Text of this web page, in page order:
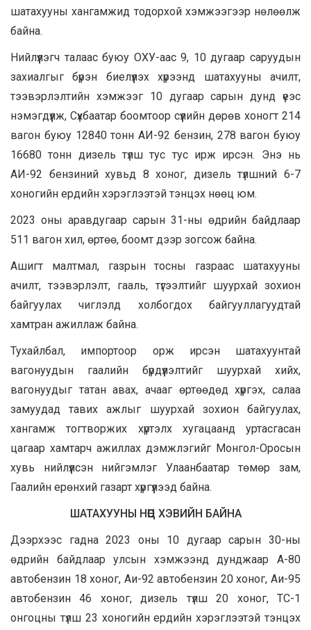
шатахууны хангамжид тодорхой хэмжээгээр нөлөөлж
байна.
Нийлүүлэгч талаас буюу ОХУ-аас 9, 10 дугаар саруудын
захиалгыг бүрэн биелүүлэх хүрээнд шатахууны ачилт,
тээвэрлэлтийн хэмжээг 10 дугаар сарын дунд үеэс
нэмэгдүүлж, Сүхбаатар боомтоор сүүлийн дөрөв хоногт 214
вагон буюу 12840 тонн АИ-92 бензин, 278 вагон буюу
16680 тонн дизель түлш тус тус ирж ирсэн. Энэ нь
АИ-92 бензиний хувьд 8 хоног, дизель түлшний 6-7
хоногийн ердийн хэрэглээтэй тэнцэх нөөц юм.
2023 оны аравдугаар сарын 31-ны өдрийн байдлаар
511 вагон хил, өртөө, боомт дээр зогсож байна.
Ашигт малтмал, газрын тосны газраас шатахууны
ачилт, тээвэрлэлт, гааль, түгээлтийг шуурхай зохион
байгуулах чиглэлд холбогдох байгууллагуудтай
хамтран ажиллаж байна.
Тухайлбал, импортоор орж ирсэн шатахуунтай
вагонуудын гаалийн бүрдүүлэлтийг шуурхай хийх,
вагонуудыг татан авах, ачааг өртөөдөд хүргэх, салаа
замуудад тавих ажлыг шуурхай зохион байгуулах,
хангамж тогтворжих хүртэлх хугацаанд уртасгасан
цагаар хамтарч ажиллах дэмжлэгийг Монгол-Оросын
хувь нийлүүлсэн нийгэмлэг Улаанбаатар төмөр зам,
Гаалийн ерөнхий газарт хүргүүлээд байна.
ШАТАХУУНЫ НӨӨЦ ХЭВИЙН БАЙНА
Дээрхээс гадна 2023 оны 10 дугаар сарын 30-ны
өдрийн байдлаар улсын хэмжээнд дунджаар А-80
автобензин 18 хоног, Аи-92 автобензин 20 хоног, Аи-95
автобензин 46 хоног, дизель түлш 20 хоног, ТС-1
онгоцны түлш 23 хоногийн ердийн хэрэглээтэй тэнцэх